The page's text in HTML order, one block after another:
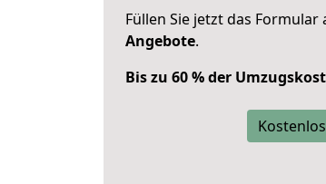
Füllen Sie jetzt das Formular
Angebote.
Bis zu 60 % der